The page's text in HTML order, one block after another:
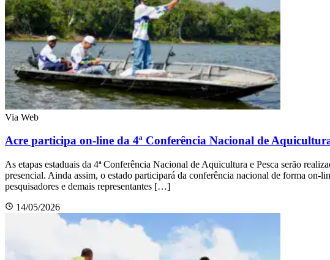
Via Web
Acre participa on-line da 4ª Conferência Nacional de
As etapas estaduais da 4ª Conferência Nacional de Aquicultura e Pesca serão
presencial. Ainda assim, o estado participará da conferência nacional de forma on-
pesquisadores e demais representantes […]
14/05/2026